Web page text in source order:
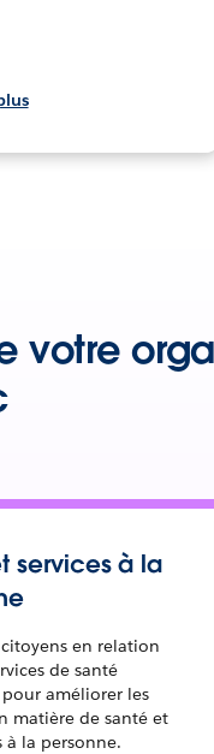
votre
services à la
en relation
de santé
améliorer les
matière de santé et
à la personne.